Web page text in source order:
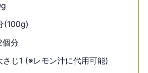
(100g)
個分
さじ1 (※レモン汁に代用可能)